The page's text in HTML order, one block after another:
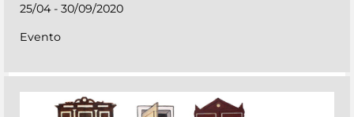
25/04 - 30/09/2020
Evento